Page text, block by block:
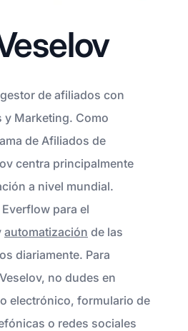
de afiliados con
y Marketing. Como
de Afiliados de
centra principalmente
a nivel mundial.
para el
automatización de las
diariamente. Para
no dudes en
electrónico, formulario de
o redes sociales